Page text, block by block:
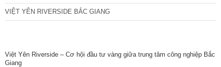
VIỆT YÊN RIVERSIDE BẮC GIANG
Việt Yên Riverside – Cơ hội đầu tư vàng giữa trung tâm công nghiệp Bắc
Giang